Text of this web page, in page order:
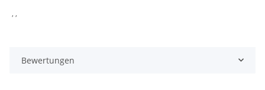
, ,
Bewertungen